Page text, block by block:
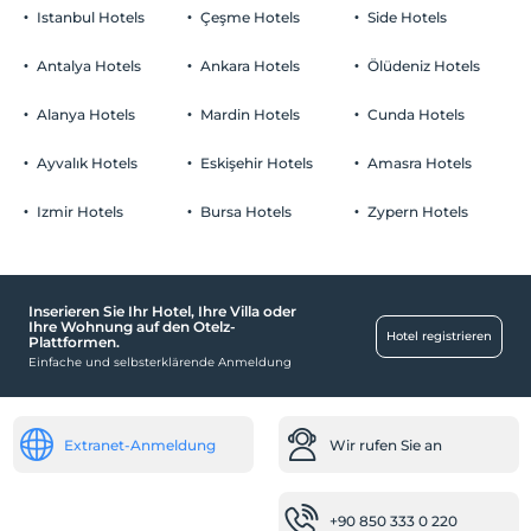
Parkplatz in der Anlage
Sommerkino
Kind
Kinderbett
Rezeption
Einfacher Zugang zum Krankenhaus (15 Minuten)
Raucherzonen vorhanden
Kind(er)
kostenlos.
1 Der Aufenthalt für Kind(er) unter dem Alter von 12 ist/sind pro
Istanbul Hotels
Antalya Hotels
Alanya Hotels
Ayvalık Hotels
Izmir Hotels
Çeşme Hotels
Ankara Hotels
Mardin Hotels
Eskişehir Hotels
Bursa Hotels
Side Hotels
Ölüdeniz Hotels
Cunda Hotels
Amasra Hotels
Zypern Hotels
Inserieren Sie Ihr Hotel, Ihre Villa oder
Ihre Wohnung auf den Otelz-
Plattformen.
Einfache und selbsterklärende Anmeldung
Hotel registrieren
Extranet-Anmeldung Wir rufen Sie an
+90 850 333 0 220